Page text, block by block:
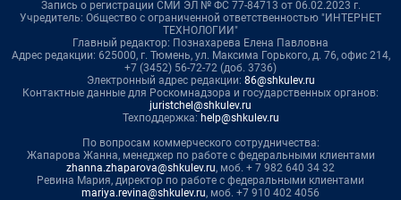
Запись о регистрации СМИ ЭЛ № ФС 77-84713 от 06.02.2023 г.
Учредитель: Общество с ограниченной ответственностью "ИНТЕРНЕТ
ТЕХНОЛОГИИ"
Главный редактор: Познахарева Елена Павловна
Адрес редакции: 625000, г. Тюмень, ул. Максима Горького, д. 76, офис 214,
+7 (3452) 56-72-72 (доб. 3736)
Электронный адрес редакции: 86@shkulev.ru
Контактные данные для Роскомнадзора и государственных органов:
juristchel@shkulev.ru
Техподдержка: help@shkulev.ru
По вопросам коммерческого сотрудничества:
Жапарова Жанна, менеджер по работе с федеральными клиентами
zhanna.zhaparova@shkulev.ru, моб. + 7 982 640 34 32
Ревина Мария, директор по работе с федеральными клиентами
mariya.revina@shkulev.ru, моб. +7 910 402 4056